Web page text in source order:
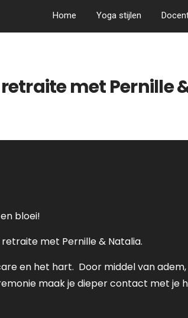
Home Yoga stijlen
met Pernille
bloei!
met Pernille & Natalia.
en het hart. Door middel van adem,
maak je dieper contact met je